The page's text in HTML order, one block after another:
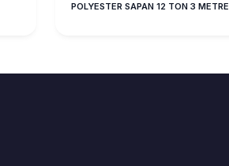
POLYESTER SAPAN 12 TON 3 METRE